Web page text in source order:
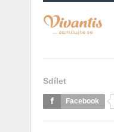
Sdílet
Facebook